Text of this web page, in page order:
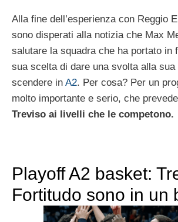
Alla fine dell’esperienza con Reggio
sono disperati alla notizia che Max
salutare la squadra che ha portato in
sua scelta di dare una svolta alla
scendere in A2. Per cosa? Per un
molto importante e serio, che
Treviso ai livelli che le competono.
Playoff A2 basket:
Fortitudo sono in un